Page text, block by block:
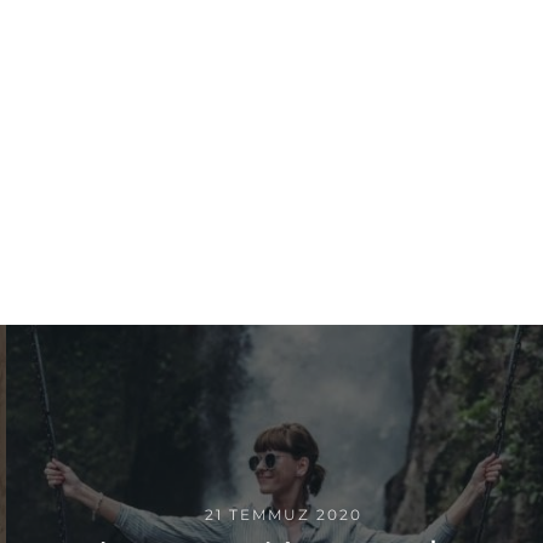
21 TEMMUZ 2020